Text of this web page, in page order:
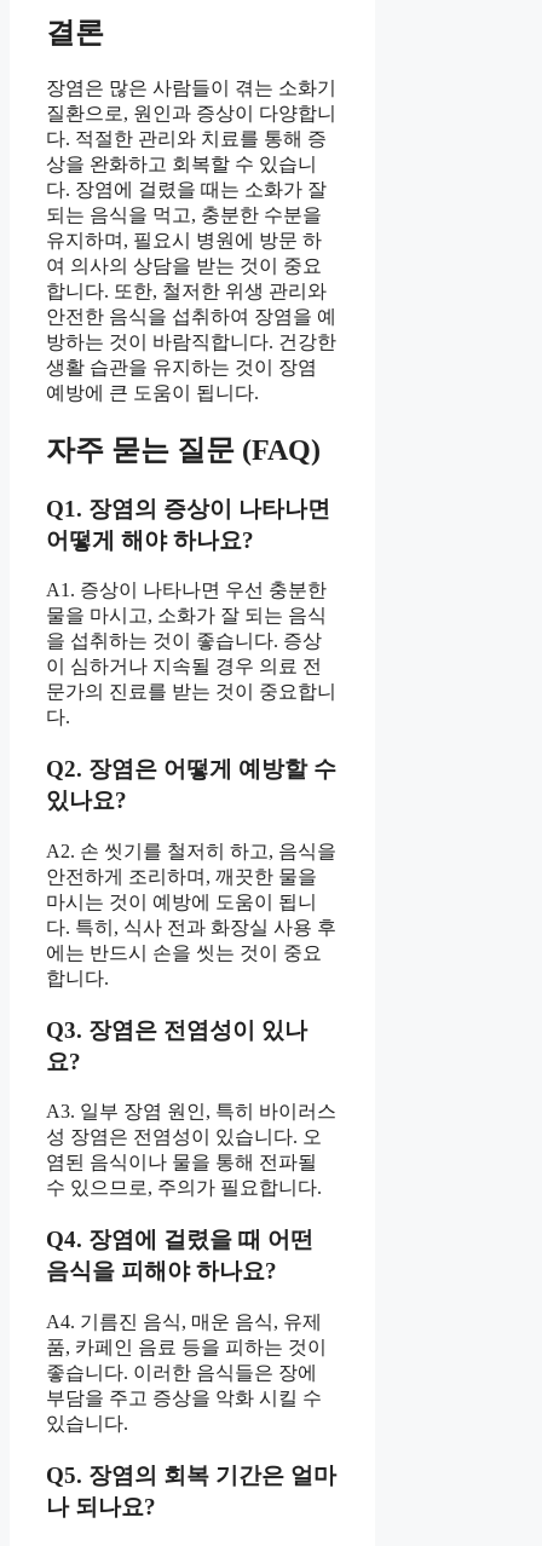
결론
장염은 많은 사람들이 겪는 소화기
질환으로, 원인과 증상이 다양합니
다. 적절한 관리와 치료를 통해 증
상을 완화하고 회복할 수 있습니
다. 장염에 걸렸을 때는 소화가 잘
되는 음식을 먹고, 충분한 수분을
유지하며, 필요시 병원에 방문 하
여 의사의 상담을 받는 것이 중요
합니다. 또한, 철저한 위생 관리와
안전한 음식을 섭취하여 장염을 예
방하는 것이 바람직합니다. 건강한
생활 습관을 유지하는 것이 장염
예방에 큰 도움이 됩니다.
자주 묻는 질문 (FAQ)
Q1. 장염의 증상이 나타나면
어떻게 해야 하나요?
A1. 증상이 나타나면 우선 충분한
물을 마시고, 소화가 잘 되는 음식
을 섭취하는 것이 좋습니다. 증상
이 심하거나 지속될 경우 의료 전
문가의 진료를 받는 것이 중요합니
다.
Q2. 장염은 어떻게 예방할 수
있나요?
A2. 손 씻기를 철저히 하고, 음식을
안전하게 조리하며, 깨끗한 물을
마시는 것이 예방에 도움이 됩니
다. 특히, 식사 전과 화장실 사용 후
에는 반드시 손을 씻는 것이 중요
합니다.
Q3. 장염은 전염성이 있나
요?
A3. 일부 장염 원인, 특히 바이러스
성 장염은 전염성이 있습니다. 오
염된 음식이나 물을 통해 전파될
수 있으므로, 주의가 필요합니다.
Q4. 장염에 걸렸을 때 어떤
음식을 피해야 하나요?
A4. 기름진 음식, 매운 음식, 유제
품, 카페인 음료 등을 피하는 것이
좋습니다. 이러한 음식들은 장에
부담을 주고 증상을 악화 시킬 수
있습니다.
Q5. 장염의 회복 기간은 얼마
나 되나요?